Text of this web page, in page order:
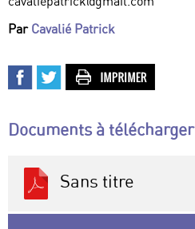
Par Cavalié Patrick
Documents à télécharger
Sans titre